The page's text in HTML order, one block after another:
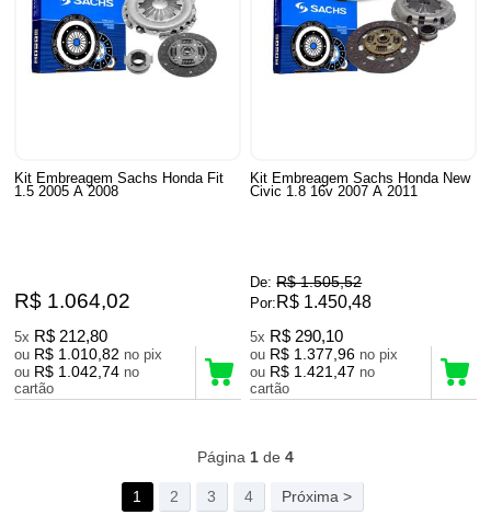
Kit Embreagem Sachs Honda Fit
1.5 2005 A 2008
R$ 1.064,02
5x R$ 212,80
ou R$ 1.010,82
no pix
ou R$ 1.042,74 no
cartão
Kit Embreagem Sachs Honda New
Civic 1.8 16v 2007 A 2011
De: R$ 1.505,52
Por: R$ 1.450,48
5x R$ 290,10
ou R$ 1.377,96
no pix
ou R$ 1.421,47 no
cartão
Página 1de 4
1 2 3 4 Próxima >